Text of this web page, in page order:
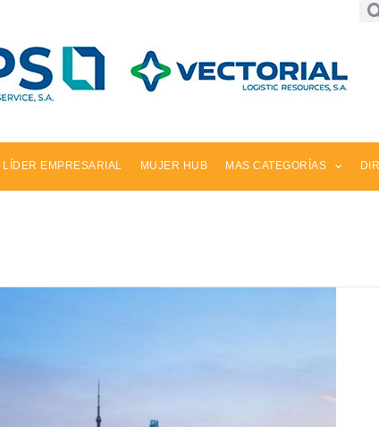
LÍDER EMPRESARIAL MUJER HUB MAS CATEGORÍAS